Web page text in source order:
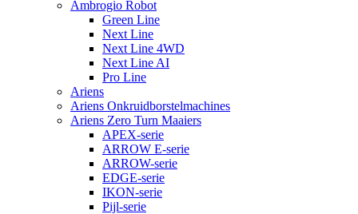
Ambrogio Robot
Green Line
Next Line
Next Line 4WD
Next Line AI
Pro Line
Ariens
Ariens Onkruidborstelmachines
Ariens Zero Turn Maaiers
APEX-serie
ARROW E-serie
ARROW-serie
EDGE-serie
IKON-serie
Pijl-serie